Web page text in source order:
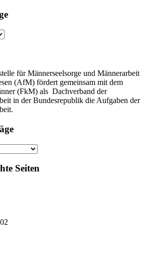
für Männerseelsorge und Männerarbeit
(AfM) fördert gemeinsam mit dem
(FkM) als Dachverband der
in der Bundesrepublik die Aufgaben der
Seiten